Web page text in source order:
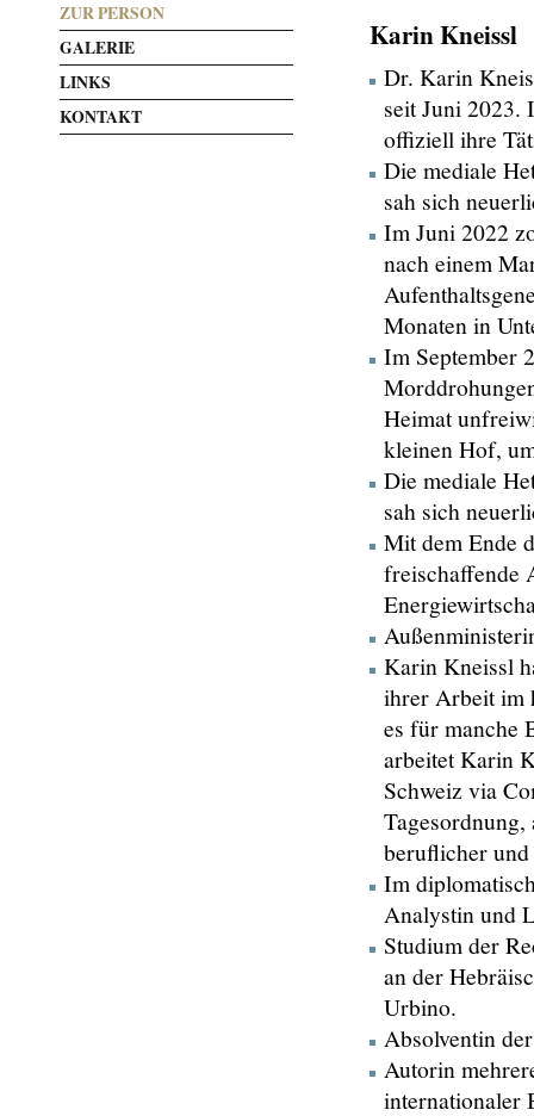
Karin Kneissl
Dr. Karin
seit Juni 2023.
offiziell ihre
Die mediale
sah sich
Im Juni 2022
nach einem
Monaten in
Im September
Heimat
kleinen Hof,
Die mediale
sah sich
Mit dem Ende
freischaffende
Karin Kneissl
ihrer Arbeit im
es für manche
arbeitet Karin
Schweiz via
beruflicher
Im
Analystin und
Studium der
an der
Urbino.
Absolventin
Autorin
internationaler
ZUR PERSON
GALERIE
LINKS
KONTAKT